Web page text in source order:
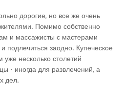
дорогие, но все же очень
Помимо собственно
и массажисты с мастерами
подлечиться заодно. Купеческое
несколько столетий
- иногда для развлечений, а
дел.